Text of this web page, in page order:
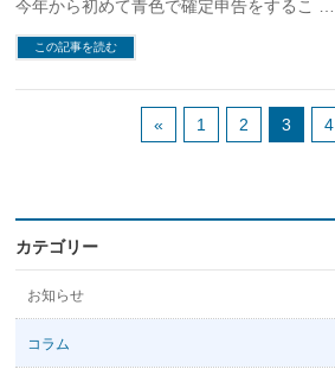
今年から初めて青色で確定申告をするこ …
この記事を読む
« 1 2 3 4
カテゴリー
お知らせ
コラム